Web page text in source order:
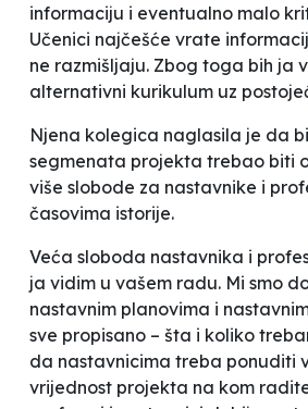
informaciju i eventualno malo
Učenici najčešće vrate
ne razmišljaju. Zbog toga bih ja
alternativni kurikulum uz
Njena kolegica naglasila je da
segmenata projekta trebao biti
više slobode za nastavnike i
časovima istorije.
Veća sloboda nastavnika i
ja vidim u vašem radu. Mi smo
nastavnim planovima i
sve propisano – šta i koliko
da nastavnicima treba ponuditi
vrijednost projekta na kom